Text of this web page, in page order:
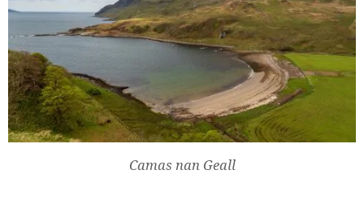
Camas nan Geall